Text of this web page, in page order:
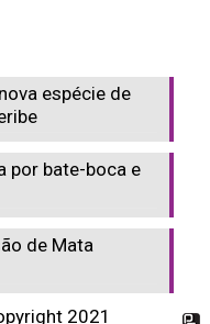
espécie de
por bate-boca e
de Mata
2021